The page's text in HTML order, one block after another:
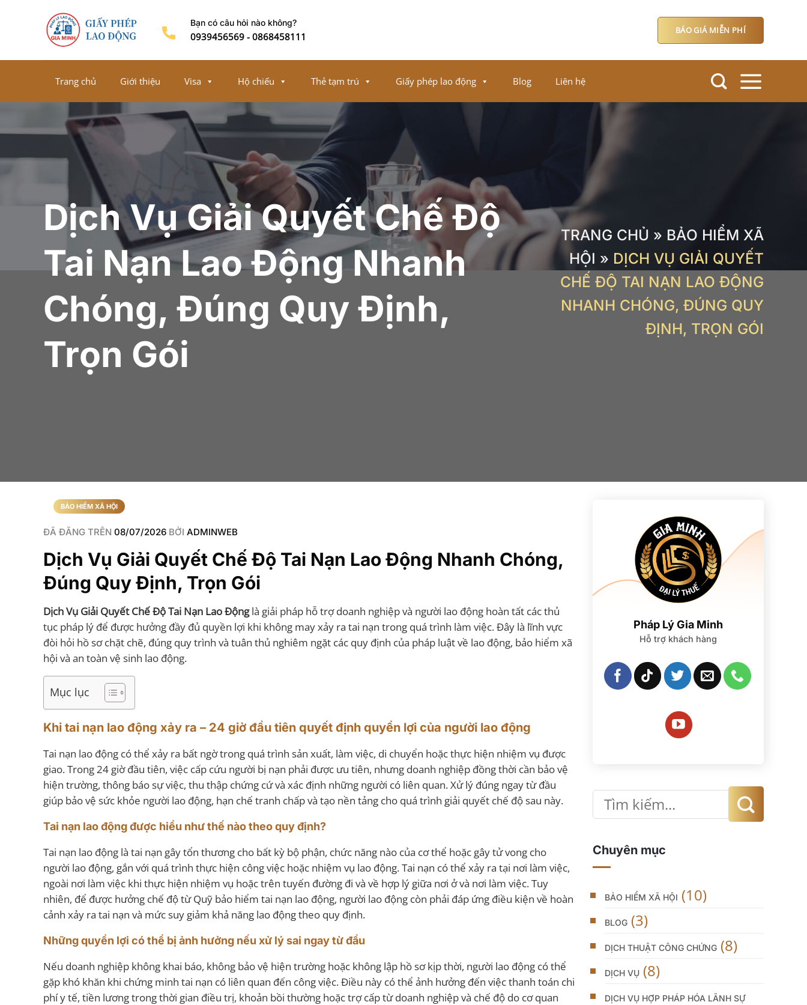
nội
Bạn có câu hỏi nào không?
0939456569-0868458111
BÁO GIÁ MIỄN PHÍ
Trang chủ Giới thiệu Visa Hộ chiếu Thẻ tạm trú Giấy phép lao động Blog Liên hệ
Dịch Vụ Giải Quyết Chế Độ
Tai Nạn Lao Động Nhanh
Chóng, Đúng Quy Định,
Trọn Gói
TRANG CHỦ » BẢO HIỂM XÃ
HỘI » DỊCH VỤ GIẢI QUYẾT
CHẾ ĐỘ TAI NẠN LAO ĐỘNG
NHANH CHÓNG, ĐÚNG QUY
ĐỊNH, TRỌN GÓI
BẢO HIỂM XÃ HỘI
ĐÃ ĐĂNG TRÊN 08/07/2026 BỞI ADMINWEB
Dịch Vụ Giải Quyết Chế Độ Tai Nạn Lao Động Nhanh Chóng,
Đúng Quy Định, Trọn Gói
Dịch Vụ Giải Quyết Chế Độ Tai Nạn Lao Độnglà giải pháp hỗ trợ doanh nghiệp và người lao động hoàn tất các thủ
tục pháp lý để được hưởng đầy đủ quyền lợi khi không may xảy ra tai nạn trong quá trình làm việc. Đây là lĩnh vực
đòi hỏi hồ sơ chặt chẽ, đúng quy trình và tuân thủ nghiêm ngặt các quy định của pháp luật về lao động, bảo hiểm xã
hội và an toàn vệ sinh lao động.
Mục lục
Khi tai nạn lao động xảy ra – 24 giờ đầu tiên quyết định quyền lợi của người lao động
Tai nạn lao động có thể xảy ra bất ngờ trong quá trình sản xuất, làm việc, di chuyển hoặc thực hiện nhiệm vụ được
giao. Trong 24 giờ đầu tiên, việc cấp cứu người bị nạn phải được ưu tiên, nhưng doanh nghiệp đồng thời cần bảo vệ
hiện trường, thông báo sự việc, thu thập chứng cứ và xác định những người có liên quan. Xử lý đúng ngay từ đầu
giúp bảo vệ sức khỏe người lao động, hạn chế tranh chấp và tạo nền tảng cho quá trình giải quyết chế độ sau này.
Tai nạn lao động được hiểu như thế nào theo quy định?
Tai nạn lao động là tai nạn gây tổn thương cho bất kỳ bộ phận, chức năng nào của cơ thể hoặc gây tử vong cho
người lao động, gắn với quá trình thực hiện công việc hoặc nhiệm vụ lao động. Tai nạn có thể xảy ra tại nơi làm việc,
ngoài nơi làm việc khi thực hiện nhiệm vụ hoặc trên tuyến đường đi và về hợp lý giữa nơi ở và nơi làm việc. Tuy
nhiên, để được hưởng chế độ từ Quỹ bảo hiểm tai nạn lao động, người lao động còn phải đáp ứng điều kiện về hoàn
cảnh xảy ra tai nạn và mức suy giảm khả năng lao động theo quy định.
Những quyền lợi có thể bị ảnh hưởng nếu xử lý sai ngay từ đầu
Nếu doanh nghiệp không khai báo, không bảo vệ hiện trường hoặc không lập hồ sơ kịp thời, người lao động có thể
gặp khó khăn khi chứng minh tai nạn có liên quan đến công việc. Điều này có thể ảnh hưởng đến việc thanh toán chi
phí y tế, tiền lương trong thời gian điều trị, khoản bồi thường hoặc trợ cấp từ doanh nghiệp và chế độ do cơ quan
Pháp Lý Gia Minh
Hỗ trợ khách hàng
Chuyên mục
BẢO HIỂM XÃ HỘI (10)
BLOG (3)
DỊCH THUẬT CÔNG CHỨNG (8)
DỊCH VỤ (8)
DỊCH VỤ HỢP PHÁP HÓA LÃNH SỰ